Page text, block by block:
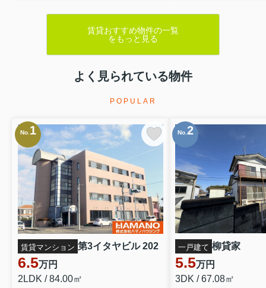
賃貸おすすめ物件の一覧
をもっと見る
よく見られている物件
POPULAR
No. 1
賃貸マンション 第3イタヤビル 202
6.5万円
2LDK / 84.00㎡
No. 2
一戸建て 柳貸家
5.5万円
3DK / 67.08㎡